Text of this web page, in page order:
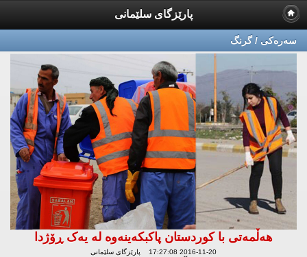
پارێزگای سلێمانی
سه‌ره‌كی / گرنگ
هەڵمەتی با کوردستان پاکبکەینەوە لە یەک ڕۆژدا
2016-11-20 17:27:08 پارێزگای سلێمانی